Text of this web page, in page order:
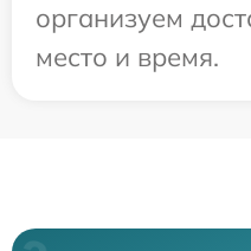
организуем
место и время.